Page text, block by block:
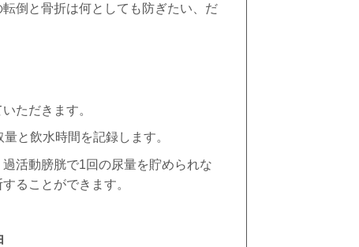
倒と骨折は何としても防ぎたい、だ
ただきます。
と飲水時間を記録します。
活動膀胱で1回の尿量を貯められな
ることができます。